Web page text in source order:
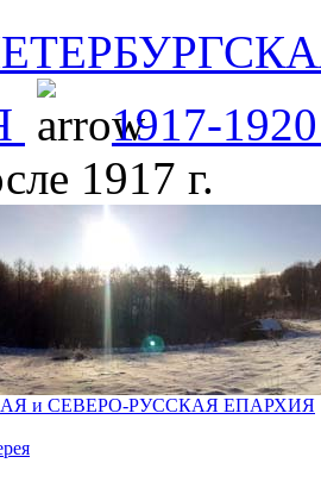
1917-
1917 г.
и СЕВЕРО-РУССКАЯ ЕПАРХИЯ